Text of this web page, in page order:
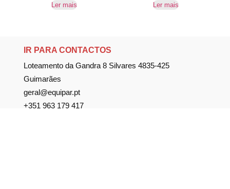
Ler mais Ler mais
IR PARA CONTACTOS
Loteamento da Gandra 8 Silvares 4835-425
Guimarães
geral@equipar.pt
+351 963 179 417